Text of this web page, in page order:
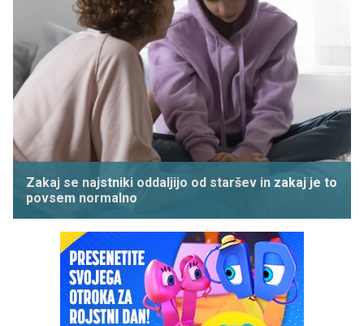
Zakaj se najstniki oddaljijo od staršev in zakaj je to
povsem normalno